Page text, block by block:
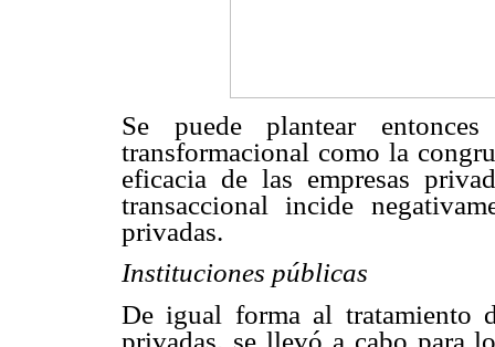
Se puede plantear
transformacional como la
eficacia de las empresas
transaccional incide
privadas.
Instituciones públicas
De igual forma al tratamiento
privadas, se llevó a cabo para